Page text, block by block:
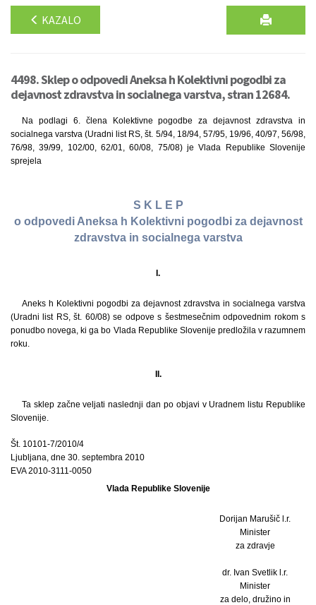
KAZALO
4498. Sklep o odpovedi Aneksa h Kolektivni pogodbi za
dejavnost zdravstva in socialnega varstva, stran 12684.
Na podlagi 6. člena Kolektivne pogodbe za dejavnost zdravstva in
socialnega varstva (Uradni list RS, št. 5/94, 18/94, 57/95, 19/96, 40/97, 56/98,
76/98, 39/99, 102/00, 62/01, 60/08, 75/08) je Vlada Republike Slovenije
sprejela
S K L E P
o odpovedi Aneksa h Kolektivni pogodbi za dejavnost
zdravstva in socialnega varstva
I.
Aneks h Kolektivni pogodbi za dejavnost zdravstva in socialnega varstva
(Uradni list RS, št. 60/08) se odpove s šestmesečnim odpovednim rokom s
ponudbo novega, ki ga bo Vlada Republike Slovenije predložila v razumnem
roku.
II.
Ta sklep začne veljati naslednji dan po objavi v Uradnem listu Republike
Slovenije.
Št. 10101-7/2010/4
Ljubljana, dne 30. septembra 2010
EVA 2010-3111-0050
Vlada Republike Slovenije
Dorijan Marušič l.r.
Minister
za zdravje
dr. Ivan Svetlik l.r.
Minister
za delo, družino in